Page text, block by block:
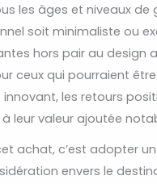
les âges et niveaux de
soit minimaliste ou
hors pair au design
ceux qui pourraient
les retours
leur valeur ajoutée
achat, c’est adopter
envers le